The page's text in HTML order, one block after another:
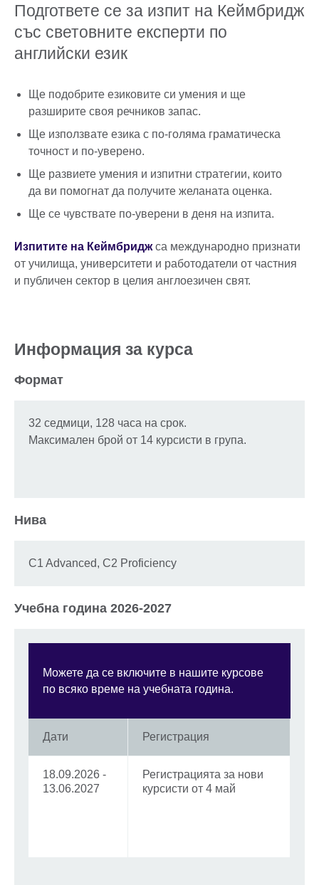
Подгответе се за изпит на Кеймбридж
със световните експерти по
английски език
Ще подобрите езиковите си умения и ще
разширите своя речников запас.
Ще използвате езика с по-голяма граматическа
точност и по-уверено.
Ще развиете умения и изпитни стратегии, които
да ви помогнат да получите желаната оценка.
Ще се чувствате по-уверени в деня на изпита.
Изпитите на Кеймбриджса международно признати
от училища, университети и работодатели от частния
и публичен сектор в целия англоезичен свят.
Информация за курса
Формат
32 седмици, 128 часа на срок.
Максимален брой от 14 курсисти в група.
Нива
C1 Advanced, C2 Proficiency
Учебна година 2026-2027
Можете да се включите в нашите курсове
по всяко време на учебната година.
Дати Регистрация
18.09.2026 -
13.06.2027
Регистрацията за нови
курсисти от 4 май